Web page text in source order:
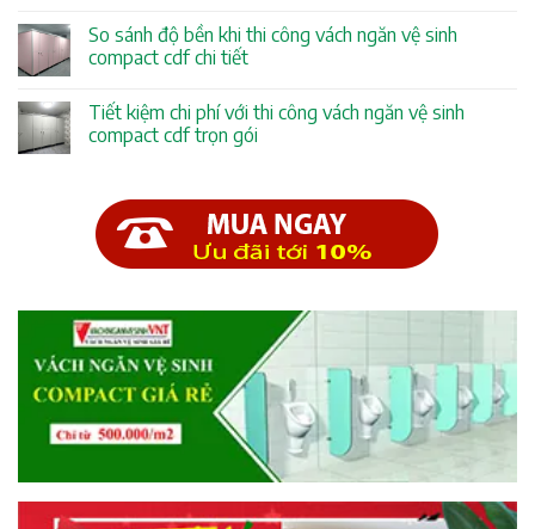
So sánh độ bền khi thi công vách ngăn vệ sinh
compact cdf chi tiết
Tiết kiệm chi phí với thi công vách ngăn vệ sinh
compact cdf trọn gói